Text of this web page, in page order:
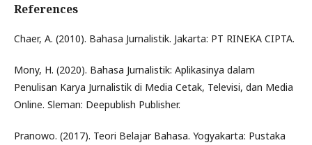
References
Chaer, A. (2010). Bahasa Jurnalistik. Jakarta: PT RINEKA CIPTA.
Mony, H. (2020). Bahasa Jurnalistik: Aplikasinya dalam
Penulisan Karya Jurnalistik di Media Cetak, Televisi, dan Media
Online. Sleman: Deepublish Publisher.
Pranowo. (2017). Teori Belajar Bahasa. Yogyakarta: Pustaka